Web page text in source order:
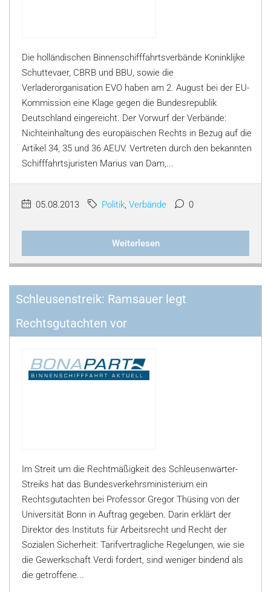
Die holländischen Binnenschifffahrtsverbände Koninklijke
Schuttevaer, CBRB und BBU, sowie die
Verladerorganisation EVO haben am 2. August bei der EU-
Kommission eine Klage gegen die Bundesrepublik
Deutschland eingereicht. Der Vorwurf der Verbände:
Nichteinhaltung des europäischen Rechts in Bezug auf die
Artikel 34, 35 und 36 AEUV. Vertreten durch den bekannten
Schifffahrtsjuristen Marius van Dam,...
05.08.2013 Politik, Verbände 0
Weiterlesen
Schleusenstreik: Ramsauer legt
Rechtsgutachten vor
Im Streit um die Rechtmäßigkeit des Schleusenwärter-
Streiks hat das Bundesverkehrsministerium ein
Rechtsgutachten bei Professor Gregor Thüsing von der
Universität Bonn in Auftrag gegeben. Darin erklärt der
Direktor des Instituts für Arbeitsrecht und Recht der
Sozialen Sicherheit: Tarifvertragliche Regelungen, wie sie
die Gewerkschaft Verdi fordert, sind weniger bindend als
die getroffene...